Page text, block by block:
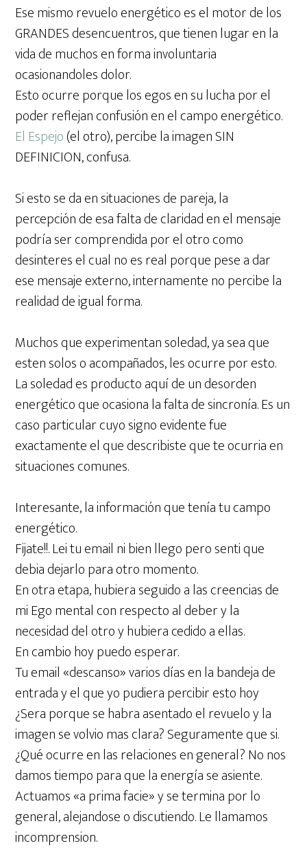
Ese mismo revuelo energético es el motor de los
GRANDES desencuentros, que tienen lugar en la
vida de muchos en forma involuntaria
ocasionandoles dolor.
Esto ocurre porque los egos en su lucha por el
poder reflejan confusión en el campo energético.
El Espejo(el otro), percibe la imagen SIN
DEFINICION, confusa.
Si esto se da en situaciones de pareja, la
percepción de esa falta de claridad en el mensaje
podría ser comprendida por el otro como
desinteres el cual no es real porque pese a dar
ese mensaje externo, internamente no percibe la
realidad de igual forma.
Muchos que experimentan soledad, ya sea que
esten solos o acompañados, les ocurre por esto.
La soledad es producto aquí de un desorden
energético que ocasiona la falta de sincronía. Es un
caso particular cuyo signo evidente fue
exactamente el que describiste que te ocurria en
situaciones comunes.
Interesante, la información que tenía tu campo
energético.
Fijate!!. Lei tu email ni bien llego pero senti que
debia dejarlo para otro momento.
En otra etapa, hubiera seguido a las creencias de
mi Ego mental con respecto al deber y la
necesidad del otro y hubiera cedido a ellas.
En cambio hoy puedo esperar.
Tu email «descanso» varios días en la bandeja de
entrada y el que yo pudiera percibir esto hoy
¿Sera porque se habra asentado el revuelo y la
imagen se volvio mas clara? Seguramente que si.
¿Qué ocurre en las relaciones en general? No nos
damos tiempo para que la energía se asiente.
Actuamos «a prima facie» y se termina por lo
general, alejandose o discutiendo. Le llamamos
incomprension.